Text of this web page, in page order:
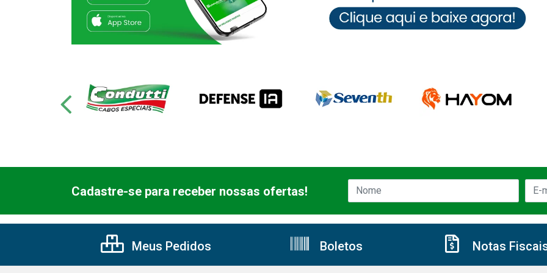
Cadastre-se para receber nossas ofertas!
Meus Pedidos Boletos Notas